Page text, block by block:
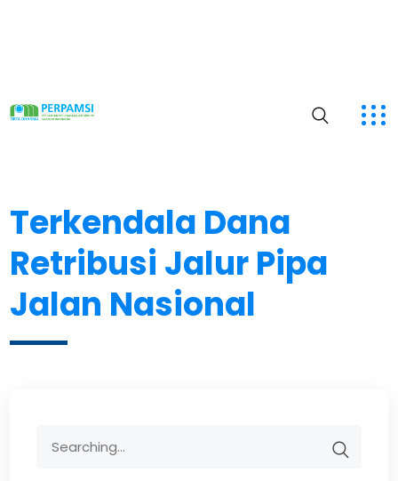
Terkendala Dana
Retribusi Jalur Pipa
Jalan Nasional